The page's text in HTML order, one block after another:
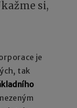
si,
je
tak